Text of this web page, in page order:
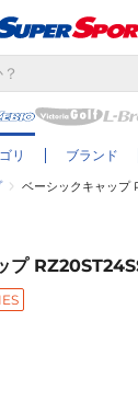
リ ブランド
ベーシックキャップ
プ